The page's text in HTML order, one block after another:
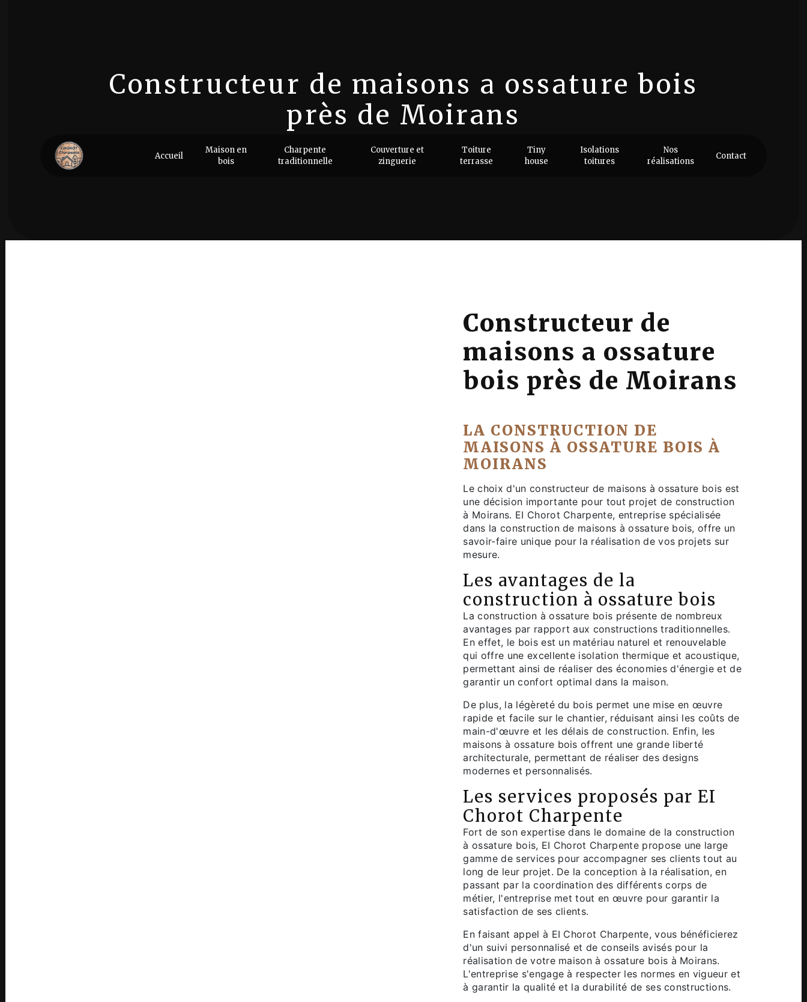
Accueil
Maison en
bois
Charpente
traditionnelle
Couverture et
zinguerie
Toiture
terrasse
Tiny
house
Isolations
toitures
Nos
réalisations
Contact
Constructeur de maisons a ossature bois
près de Moirans
Constructeur de maisons a ossature bois
Constructeur de
maisons a ossature
bois près de Moirans
LA CONSTRUCTION DE
MAISONS À OSSATURE BOIS À
MOIRANS
Le choix d'un constructeur de maisons à ossature bois est
une décision importante pour tout projet de construction
à Moirans. EI Chorot Charpente, entreprise spécialisée
dans la construction de maisons à ossature bois, offre un
savoir-faire unique pour la réalisation de vos projets sur
mesure.
Les avantages de la
construction à ossature bois
La construction à ossature bois présente de nombreux
avantages par rapport aux constructions traditionnelles.
En effet, le bois est un matériau naturel et renouvelable
qui offre une excellente isolation thermique et acoustique,
permettant ainsi de réaliser des économies d'énergie et de
garantir un confort optimal dans la maison.
De plus, la légèreté du bois permet une mise en œuvre
rapide et facile sur le chantier, réduisant ainsi les coûts de
main-d'œuvre et les délais de construction. Enfin, les
maisons à ossature bois offrent une grande liberté
architecturale, permettant de réaliser des designs
modernes et personnalisés.
Les services proposés par EI
Chorot Charpente
Fort de son expertise dans le domaine de la construction
à ossature bois, EI Chorot Charpente propose une large
gamme de services pour accompagner ses clients tout au
long de leur projet. De la conception à la réalisation, en
passant par la coordination des différents corps de
métier, l'entreprise met tout en œuvre pour garantir la
satisfaction de ses clients.
En faisant appel à EI Chorot Charpente, vous bénéficierez
d'un suivi personnalisé et de conseils avisés pour la
réalisation de votre maison à ossature bois à Moirans.
L'entreprise s'engage à respecter les normes en vigueur et
à garantir la qualité et la durabilité de ses constructions.